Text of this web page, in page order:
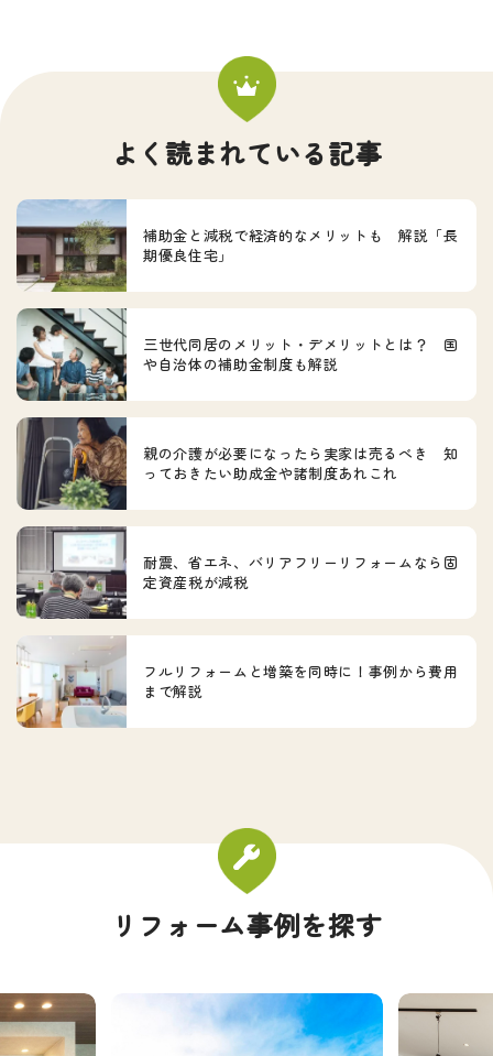
よく読まれている記事
補助金と減税で経済的なメリットも 解説「長
期優良住宅」
三世代同居のメリット・デメリットとは？ 国
や自治体の補助金制度も解説
親の介護が必要になったら実家は売るべき 知
っておきたい助成金や諸制度あれこれ
耐震、省エネ、バリアフリーリフォームなら固
定資産税が減税
フルリフォームと増築を同時に！事例から費用
まで解説
リフォーム事例を探す